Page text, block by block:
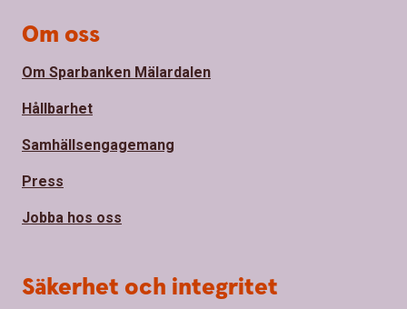
Om oss
Om Sparbanken Mälardalen
Hållbarhet
Samhällsengagemang
Press
Jobba hos oss
Säkerhet och integritet